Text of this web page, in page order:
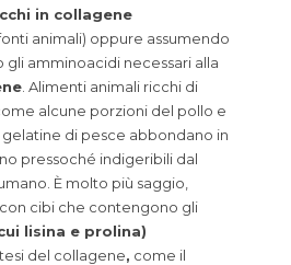
in collagene
animali) oppure assumendo
amminoacidi necessari alla
. Alimenti animali ricchi di
alcune porzioni del pollo e
di pesce abbondano in
pressoché indigeribili dal
È molto più saggio,
cibi che contengono gli
lisina e prolina)
del collagene, come il